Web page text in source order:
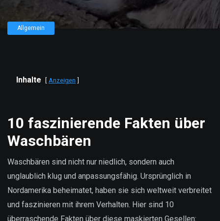
Allgemein
Inhalte Anzeigen
10 faszinierende Fakten über
Waschbären
Waschbären sind nicht nur niedlich, sondern auch
unglaublich klug und anpassungsfähig. Ursprünglich in
Nordamerika beheimatet, haben sie sich weltweit verbreitet
und faszinieren mit ihrem Verhalten. Hier sind 10
überraschende Fakten über diese maskierten Gesellen: